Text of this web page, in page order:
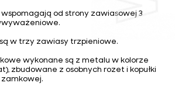
od strony zawiasowej 3
w trzy zawiasy trzpieniowe.
wykonane są z metalu w kolorze
zbudowane z osobnych rozet i kopułki
zamkowej.